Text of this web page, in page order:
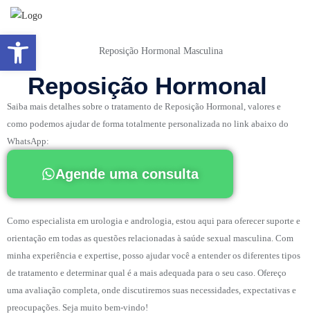
Reposição Hormonal
Saiba mais detalhes sobre o tratamento de Reposição Hormonal, valores e
como podemos ajudar de forma totalmente personalizada no link abaixo do
WhatsApp:
Agende uma consulta
Como especialista em urologia e andrologia, estou aqui para oferecer suporte e
orientação em todas as questões relacionadas à saúde sexual masculina. Com
minha experiência e expertise, posso ajudar você a entender os diferentes tipos
de tratamento e determinar qual é a mais adequada para o seu caso. Ofereço
uma avaliação completa, onde discutiremos suas necessidades, expectativas e
preocupações. Seja muito bem-vindo!
Abrir a barra de ferramentas